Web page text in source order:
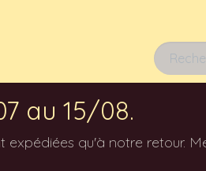
au 15/08.
qu'à notre retour.